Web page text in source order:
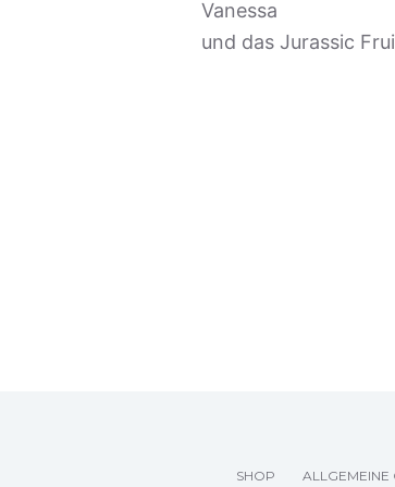
Vanessa
und das Jurassic
SHOP ALLGEMEINE